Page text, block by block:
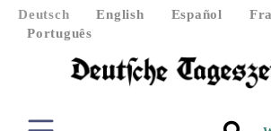
Deutsch English Español
Português